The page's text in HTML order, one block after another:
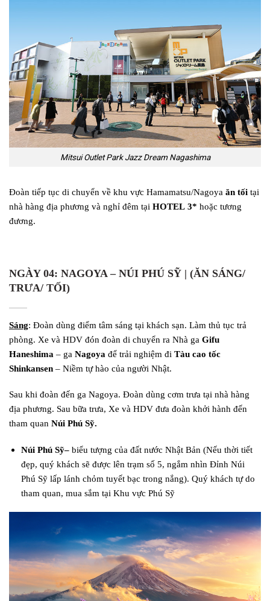
Mitsui Outlet Park Jazz Dream Nagashima
Đoàn tiếp tục di chuyển về khu vực Hamamatsu/Nagoya ăn tối tại
nhà hàng địa phương và nghỉ đêm tại HOTEL 3* hoặc tương
đương.
NGÀY 04: NAGOYA – NÚI PHÚ SỸ | (ĂN SÁNG/
TRƯA/ TỐI)
Sáng: Đoàn dùng điểm tâm sáng tại khách sạn. Làm thủ tục trả
phòng. Xe và HDV đón đoàn di chuyển ra Nhà ga Gifu
Haneshima – ga Nagoya để trải nghiệm đi Tàu cao tốc
Shinkansen – Niềm tự hào của người Nhật.
Sau khi đoàn đến ga Nagoya. Đoàn dùng cơm trưa tại nhà hàng
địa phương. Sau bữa trưa, Xe và HDV đưa đoàn khởi hành đến
tham quan Núi Phú Sỹ.
Núi Phú Sỹ– biểu tượng của đất nước Nhật Bản (Nếu thời tiết
đẹp, quý khách sẽ được lên trạm số 5, ngắm nhìn Đỉnh Núi
Phú Sỹ lấp lánh chỏm tuyết bạc trong nắng). Quý khách tự do
tham quan, mua sắm tại Khu vực Phú Sỹ